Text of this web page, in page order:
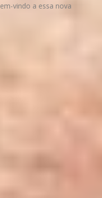
vindo a essa nova